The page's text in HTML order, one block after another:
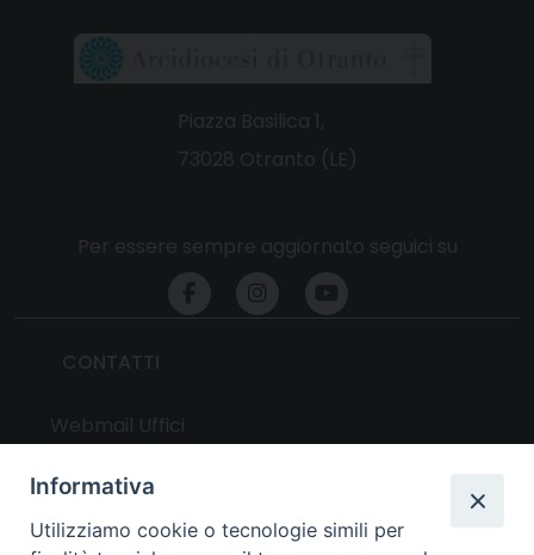
UTILITY
Informativa
Utilizziamo cookie o tecnologie simili per